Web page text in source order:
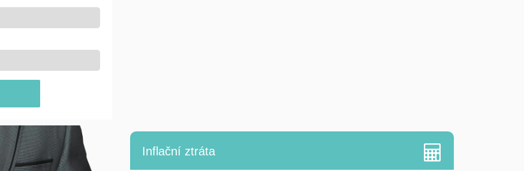
Inflační ztráta